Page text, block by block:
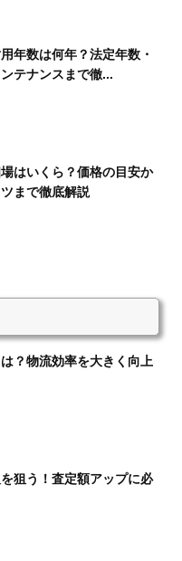
年数は何年？法定年数・
テナンスまで徹...
はいくら？価格の目安か
まで徹底解説
？物流効率を大きく向上
狙う！査定額アップに必